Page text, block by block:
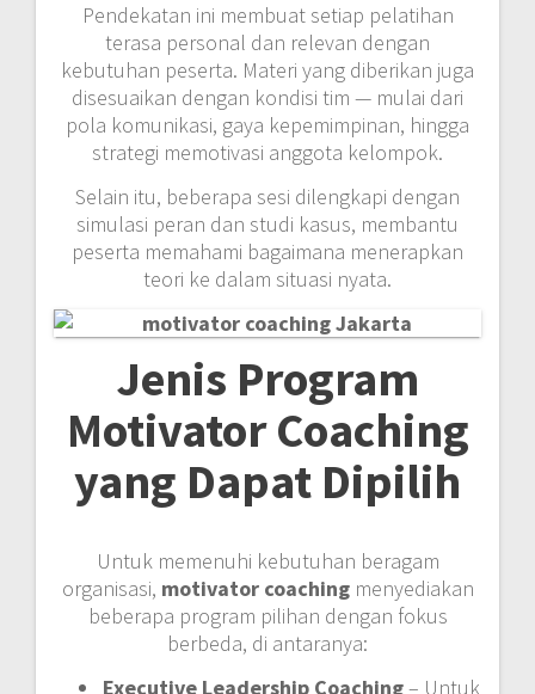
Pendekatan ini membuat setiap pelatihan
terasa personal dan relevan dengan
kebutuhan peserta. Materi yang diberikan juga
disesuaikan dengan kondisi tim — mulai dari
pola komunikasi, gaya kepemimpinan, hingga
strategi memotivasi anggota kelompok.
Selain itu, beberapa sesi dilengkapi dengan
simulasi peran dan studi kasus, membantu
peserta memahami bagaimana menerapkan
teori ke dalam situasi nyata.
Jenis Program
Motivator Coaching
yang Dapat Dipilih
Untuk memenuhi kebutuhan beragam
organisasi, motivator coachingmenyediakan
beberapa program pilihan dengan fokus
berbeda, di antaranya:
Executive Leadership Coaching– Untuk